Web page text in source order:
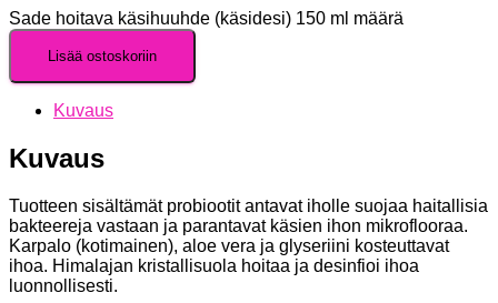
Sade hoitava käsihuuhde (käsidesi) 150 ml määrä
Lisää ostoskoriin
Kuvaus
Kuvaus
Tuotteen sisältämät probiootit antavat iholle suojaa haitallisia
bakteereja vastaan ja parantavat käsien ihon mikroflooraa.
Karpalo (kotimainen), aloe vera ja glyseriini kosteut­tavat
ihoa. Himalajan kristallisuola hoitaa ja desinfioi ihoa
luonnollisesti.